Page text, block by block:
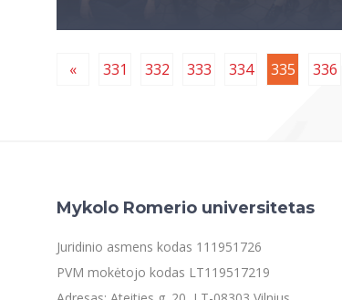
« 331 332 333 334 335 336
Mykolo Romerio universitetas
Juridinio asmens kodas 111951726
PVM mokėtojo kodas LT119517219